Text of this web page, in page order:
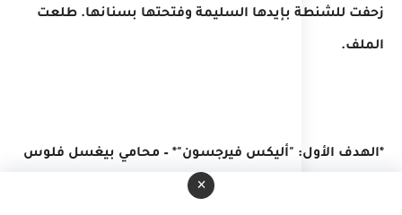
زحفت للشنطة بإيدها السليمة وفتحتها بسنانها. طلعت
الملف.
*الهدف الأول: "أليكس فيرجسون"* – محامي بيغسل فلوس
لعيلة منافسة، وعنده ملفات ممكن توقع عيلة اندريسا.
×